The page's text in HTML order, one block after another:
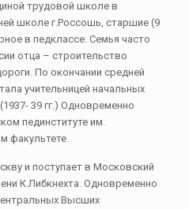
трудовой школе в
школе г.Россошь, старшие (9
в педклассе. Семья часто
отца – строительство
По окончании средней
учительницей начальных
39 гг.) Одновременно
пединституте им.
факультете.
и поступает в Московский
К.Либкнехта. Одновременно
Высших